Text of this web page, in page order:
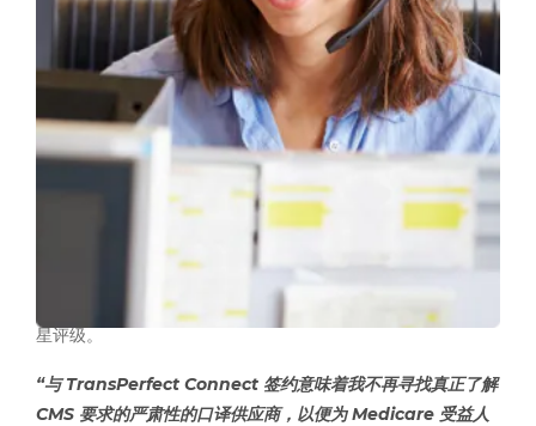
获得5星评级
TransPerfect 了解帮助医疗保健计划在其 CMS 呼叫中心监控
措施上达到 5 星的重要性。获得 5 星允许医疗保健公司进一步
吸引其当前英语能力有限的会员，在不同人群中获得新会员，
并增加 CMS 的总体报销。
Blue Cross Blue Shield 正在寻找一家语言服务供应商，该供
应商拥有随时可用且熟悉 Medicare C 和 D 部分术语的口译
员。通过与 TransPerfect Connect 合作，Blue Cross Blue
Shield 不仅能够满足 CMS 的所有外语要求，而且还获得了 5
星评级。
“与 TransPerfect Connect 签约意味着我不再寻找真正了解
CMS 要求的严肃性的口译供应商，以便为 Medicare 受益人